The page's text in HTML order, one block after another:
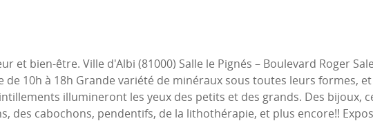
et bien-être. Ville d'Albi (81000) Salle le Pignés – Boulevard Roger
de 10h à 18h Grande variété de minéraux sous toutes leurs formes,
illumineront les yeux des petits et des grands. Des bijoux,
des cabochons, pendentifs, de la lithothérapie, et plus encore!!